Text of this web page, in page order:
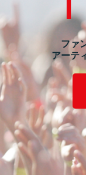
ファ
アーテ